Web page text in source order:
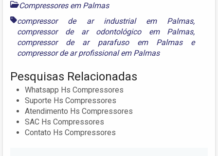
Compressores em Palmas
compressor de ar industrial em Palmas,
compressor de ar odontológico em Palmas,
compressor de ar parafuso em Palmase
compressor de ar profissional em Palmas
Pesquisas Relacionadas
Whatsapp Hs Compressores
Suporte Hs Compressores
Atendimento Hs Compressores
SAC Hs Compressores
Contato Hs Compressores